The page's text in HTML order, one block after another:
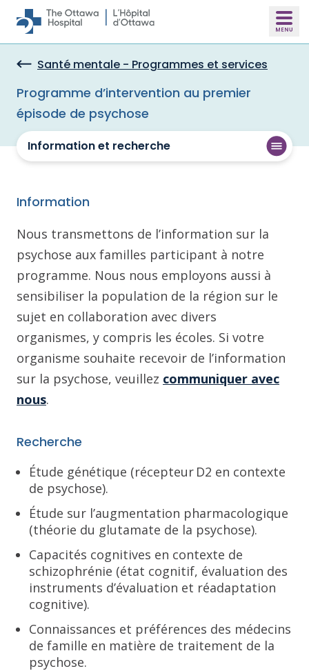
Skip to main content
Santé mentale - Programmes et services
Programme d’intervention au premier
épisode de psychose
Information et recherche
Information
Nous transmettons de l’information sur la
psychose aux familles participant à notre
programme. Nous nous employons aussi à
sensibiliser la population de la région sur le
sujet en collaboration avec divers
organismes, y compris les écoles. Si votre
organisme souhaite recevoir de l’information
sur la psychose, veuillez communiquer avec
nous.
Recherche
Étude génétique (récepteur D2 en contexte
de psychose).
Étude sur l’augmentation pharmacologique
(théorie du glutamate de la psychose).
Capacités cognitives en contexte de
schizophrénie (état cognitif, évaluation des
instruments d’évaluation et réadaptation
cognitive).
Connaissances et préférences des médecins
de famille en matière de traitement de la
psychose.